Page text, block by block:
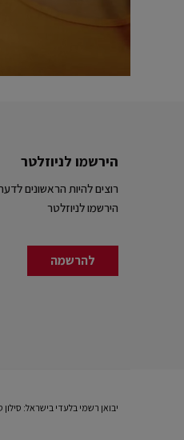
הירשמו לניוזלטר
רוצים להיות הראשונים
הירשמו לניוזלטר
להרשמה
יבואן רשמי בלעדי בישראל: